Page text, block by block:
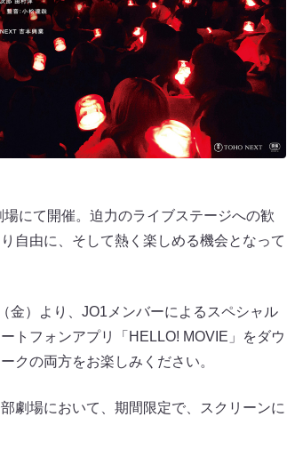
にて開催。迫力のライブステージへの歓
自由に、そして熱く楽しめる機会となって
金）より、JO1メンバーによるスペシャル
トフォンアプリ「HELLO! MOVIE」をダウ
クの両方をお楽しみください。
劇場において、期間限定で、スクリーンに